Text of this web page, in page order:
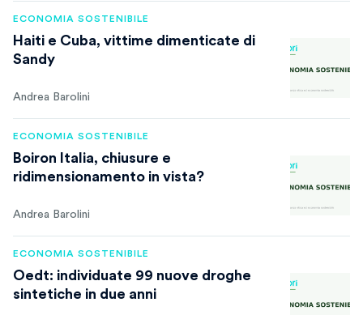
ECONOMIA SOSTENIBILE
Haiti e Cuba, vittime dimenticate di
Sandy
Andrea Barolini
ECONOMIA SOSTENIBILE
Boiron Italia, chiusure e
ridimensionamento in vista?
Andrea Barolini
ECONOMIA SOSTENIBILE
Oedt: individuate 99 nuove droghe
sintetiche in due anni